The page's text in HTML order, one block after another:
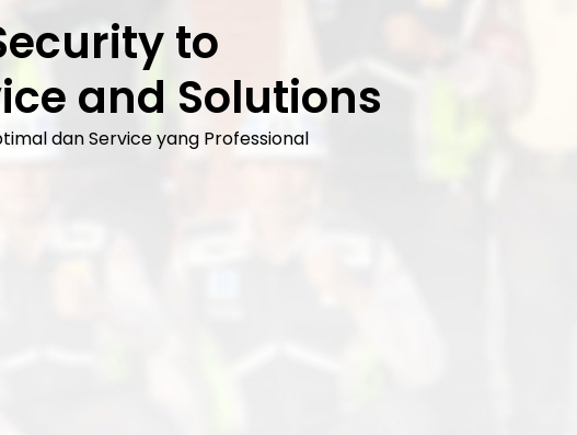
to
and Solutions
dan Service yang Professional